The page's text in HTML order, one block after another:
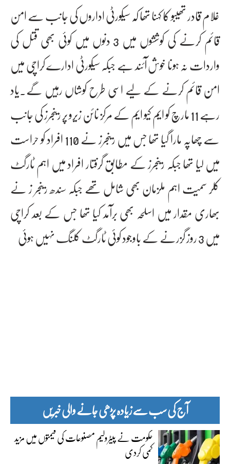
غلام قادر تھیبو کا کہنا تھا کہ سیکورٹی اداروں کی جانب سے امن
قائم کرنے کی کوششوں میں 3 دنوں میں کوئی بھی قتل کی
واردات نہ ہونا خوش آئند ہے جبکہ سیکورٹی ادارے کراچی میں
امن قائم کرنے کے لیے اسی طرح کوشاں رہیں گے۔یاد
رہے 11 مارچ کو ایم کیو ایم کے مرکز نائن زیرو پر رینجرز کی جانب
سے چھاپہ مارا گیا تھا جس میں رینجرز نے 110 افراد کو حراست
میں لیا تھا جبکہ رینجرز کے مطابق گرفتار افراد میں اہم ٹارگٹ
کلر سمیت اہم ملزمان بھی شامل تھے جبکہ سندھ رینجر ز نے
بھاری مقدار میں اسلحہ بھی برآمد کیا تھا جس کے بعد کراچی
میں 3 روز گزرنے کے باوجود کوئی ٹارگٹ کلنگ نہیں ہوئی
آج کی سب سے زیادہ پڑھی جانے والی خبریں
حکومت نے پیٹرولیم مصنوعات کی قیمتوں میں مزید
کمی کردی